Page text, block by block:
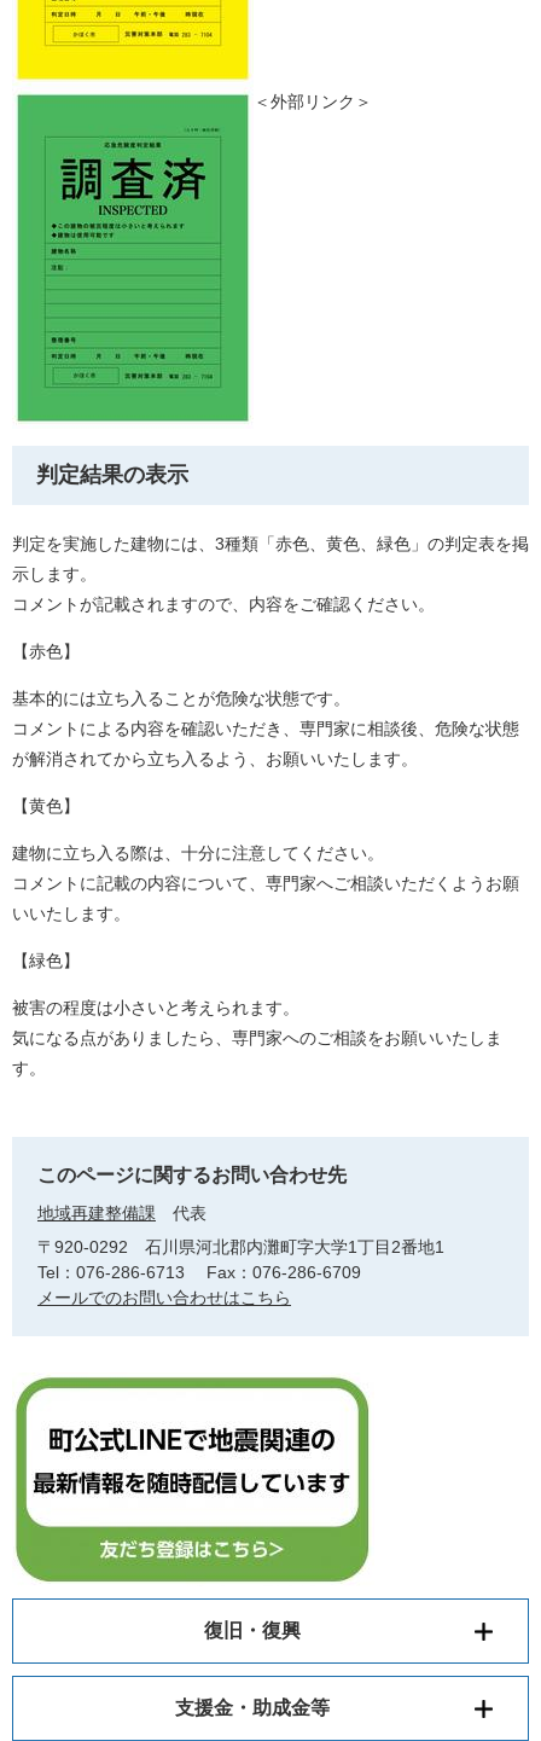
＜外部リンク＞
判定結果の表示
判定を実施した建物には、3種類「赤色、黄色、緑色」の判定表を掲
示します。
コメントが記載されますので、内容をご確認ください。
【赤色】
基本的には立ち入ることが危険な状態です。
コメントによる内容を確認いただき、専門家に相談後、危険な状態
が解消されてから立ち入るよう、お願いいたします。
【黄色】
建物に立ち入る際は、十分に注意してください。
コメントに記載の内容について、専門家へご相談いただくようお願
いいたします。
【緑色】
被害の程度は小さいと考えられます。
気になる点がありましたら、専門家へのご相談をお願いいたしま
す。
このページに関するお問い合わせ先
地域再建整備課
代表
〒920-0292
石川県河北郡内灘町字大学1丁目2番地1
Tel：076-286-6713
Fax：076-286-6709
メールでのお問い合わせはこちら
復旧・復興
支援金・助成金等